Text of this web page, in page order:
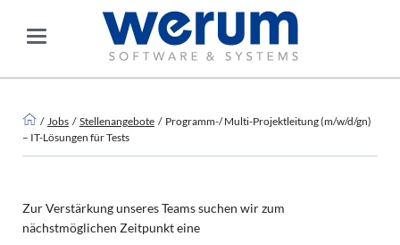
Jobs Stellenangebote
Programm-/ Multi-Projektleitung (m/w/d/gn)
– IT-Lösungen für Tests
Zur Verstärkung unseres Teams suchen wir zum
nächstmöglichen Zeitpunkt eine